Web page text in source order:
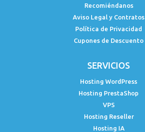
Recomiéndanos
Aviso Legal y Contratos
Política de Privacidad
Cupones de Descuento
SERVICIOS
Hosting WordPress
Hosting PrestaShop
VPS
Hosting Reseller
Hosting IA